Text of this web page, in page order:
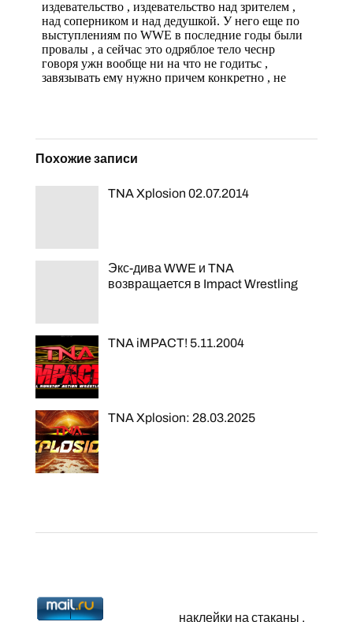
Похожие записи
TNA Xplosion 02.07.2014
Экс-дива WWE и TNA
возвращается в Impact Wrestling
TNA iMPACT! 5.11.2004
TNA Xplosion: 28.03.2025
наклейки на стаканы .